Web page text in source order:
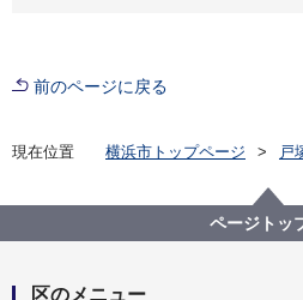
前のページに戻る
現在位置 横浜市トップページ
戸
戸塚区地
とつかハートプラン補助金
団体を掲載しました。
ページトッ
区のメニュー